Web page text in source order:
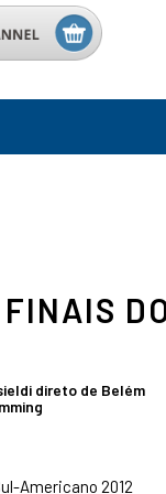
FINAIS
direto de Belém
Americano 2012